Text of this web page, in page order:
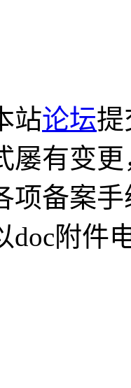
站论坛提
屡有变
项备案
doc附件